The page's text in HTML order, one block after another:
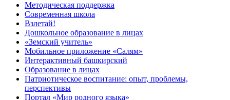
Методическая поддержка
Современная школа
Взлетай!
Дошкольное образование в лицах
«Земский учитель»
Мобильное приложение «Салям»
Интерактивный башкирский
Образование в лицах
Патриотическое воспитание: опыт, проблемы,
перспективы
Портал «Мир родного языка»